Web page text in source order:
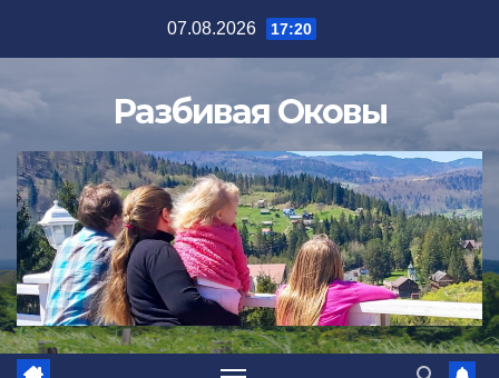
07.08.2026 17:20
Разбивая Оковы